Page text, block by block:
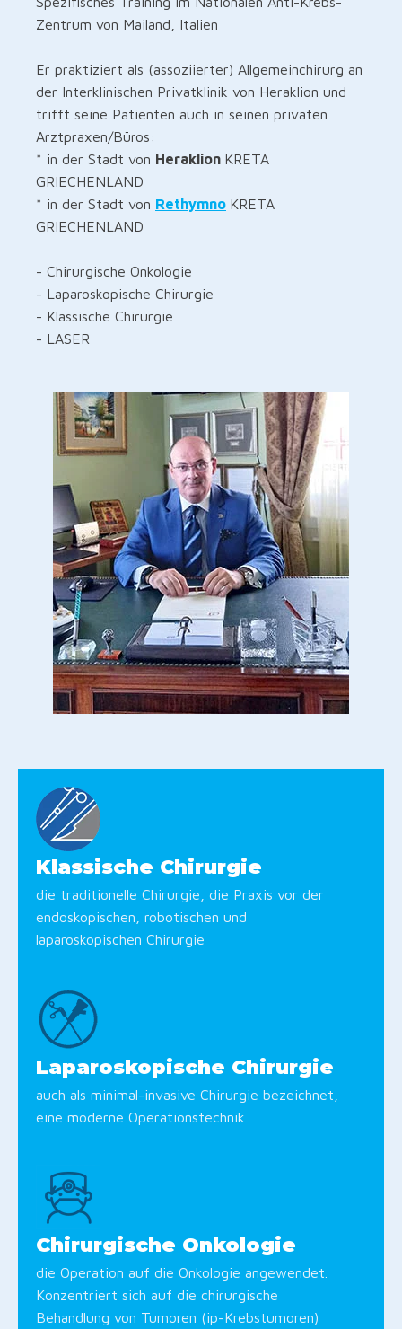
Zentrum von Mailand, Italien
Er praktiziert als (assoziierter) Allgemeinchirurg an
der Interklinischen Privatklinik von Heraklion und
trifft seine Patienten auch in seinen privaten
Arztpraxen/Büros:
* in der Stadt von Heraklion KRETA
GRIECHENLAND
* in der Stadt von Rethymno KRETA
GRIECHENLAND
- Chirurgische Onkologie
- Laparoskopische Chirurgie
- Klassische Chirurgie
- LASER
Klassische Chirurgie
die traditionelle Chirurgie, die Praxis vor der
endoskopischen, robotischen und
laparoskopischen Chirurgie
Laparoskopische Chirurgie
auch als minimal-invasive Chirurgie bezeichnet,
eine moderne Operationstechnik
Chirurgische Onkologie
die Operation auf die Onkologie angewendet.
Konzentriert sich auf die chirurgische
Behandlung von Tumoren (ip-Krebstumoren)